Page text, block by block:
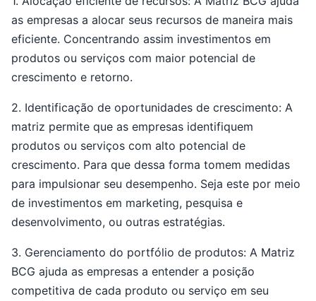
as empresas a alocar seus recursos de maneira mais
eficiente. Concentrando assim investimentos em
produtos ou serviços com maior potencial de
crescimento e retorno.
2. Identificação de oportunidades de crescimento: A
matriz permite que as empresas identifiquem
produtos ou serviços com alto potencial de
crescimento. Para que dessa forma tomem medidas
para impulsionar seu desempenho. Seja este por meio
de investimentos em marketing, pesquisa e
desenvolvimento, ou outras estratégias.
3. Gerenciamento do portfólio de produtos: A Matriz
BCG ajuda as empresas a entender a posição
competitiva de cada produto ou serviço em seu